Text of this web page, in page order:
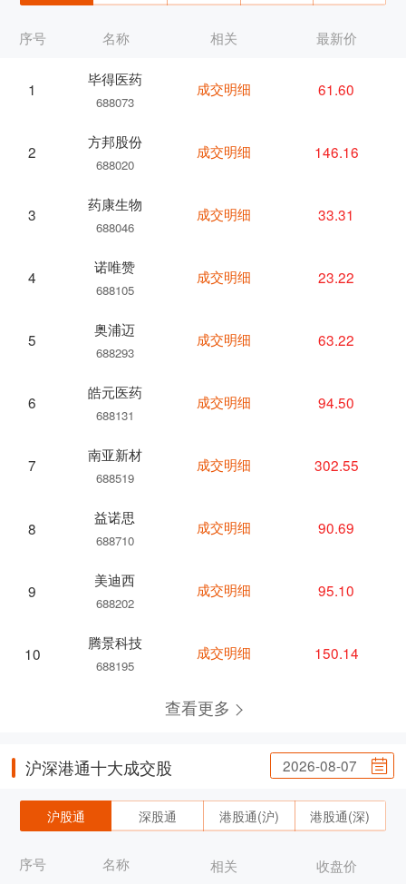
序号 名称
1
毕得医药
688073
2
方邦股份
688020
3
药康生物
688046
4
诺唯赞
688105
5
奥浦迈
688293
6
皓元医药
688131
7
南亚新材
688519
8
益诺思
688710
9
美迪西
688202
10
腾景科技
688195
相关 最新价
成交明细 61.60
成交明细 146.16
成交明细 33.31
成交明细 23.22
成交明细 63.22
成交明细 94.50
成交明细 302.55
成交明细 90.69
成交明细 95.10
成交明细 150.14
查看更多
沪深港通十大成交股 2026-08-07
沪股通 深股通 港股通(沪) 港股通(深)
序号 名称 相关 收盘价